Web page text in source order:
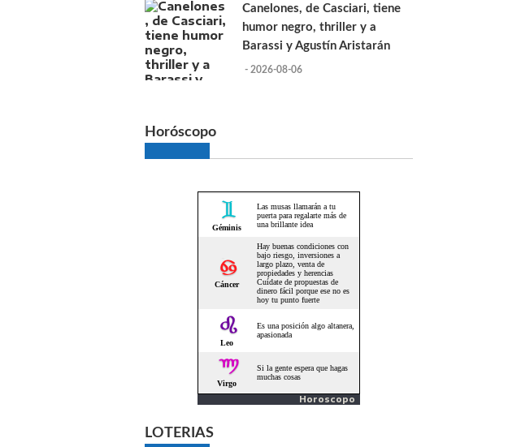
Canelones, de Casciari, tiene
humor negro, thriller y a
Barassi y Agustín Aristarán
- 2026-08-06
Horóscopo
Horoscopo
LOTERIAS